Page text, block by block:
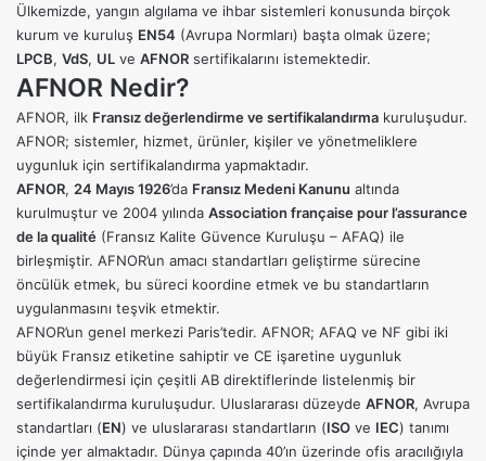
Ülkemizde, yangın algılama ve ihbar sistemleri konusunda birçok
kurum ve kuruluş EN54 (Avrupa Normları) başta olmak üzere;
LPCB, VdS, UL ve AFNOR sertifikalarını istemektedir.
AFNOR Nedir?
AFNOR, ilk Fransız değerlendirme ve sertifikalandırma kuruluşudur.
AFNOR; sistemler, hizmet, ürünler, kişiler ve yönetmeliklere
uygunluk için sertifikalandırma yapmaktadır.
AFNOR, 24 Mayıs 1926’da Fransız Medeni Kanunu altında
kurulmuştur ve 2004 yılında Association française pour l’assurance
de la qualité (Fransız Kalite Güvence Kuruluşu – AFAQ) ile
birleşmiştir. AFNOR’un amacı standartları geliştirme sürecine
öncülük etmek, bu süreci koordine etmek ve bu standartların
uygulanmasını teşvik etmektir.
AFNOR’un genel merkezi Paris’tedir. AFNOR; AFAQ ve NF gibi iki
büyük Fransız etiketine sahiptir ve CE işaretine uygunluk
değerlendirmesi için çeşitli AB direktiflerinde listelenmiş bir
sertifikalandırma kuruluşudur. Uluslararası düzeyde AFNOR, Avrupa
standartları (EN) ve uluslararası standartların (ISO ve IEC) tanımı
içinde yer almaktadır. Dünya çapında 40’ın üzerinde ofis aracılığıyla